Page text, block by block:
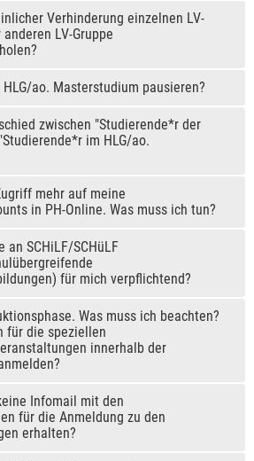
Verhinderung einzelnen LV-
LV-Gruppe
ao. Masterstudium pausieren?
zwischen "Studierende*r der
im HLG/ao.
mehr auf meine
in PH-Online. Was muss ich tun?
an SCHiLF/SCHüLF
für mich verpflichtend?
Was muss ich beachten?
für die speziellen
innerhalb der
Infomail mit den
für die Anmeldung zu den
erhalten?